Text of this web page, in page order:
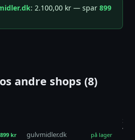
: 2.100,00 kr — spar 899
andre shops (8)
kr gulvmidler.dk på lager